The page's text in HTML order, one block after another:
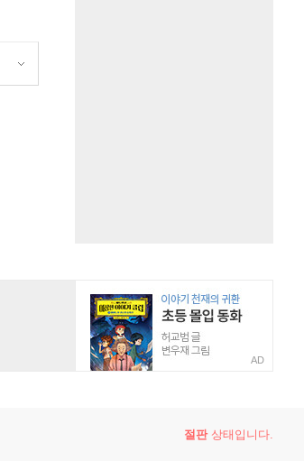
AD
절판상태입니다.